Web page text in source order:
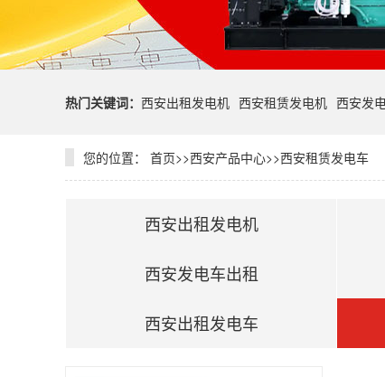
热门关键词： 西安出租发电机 西安租赁发电机 西安发
您的位置： 首页>>西安产品中心>>西安租赁发电车
西安出租发电机
西安发电车出租
西安出租发电车